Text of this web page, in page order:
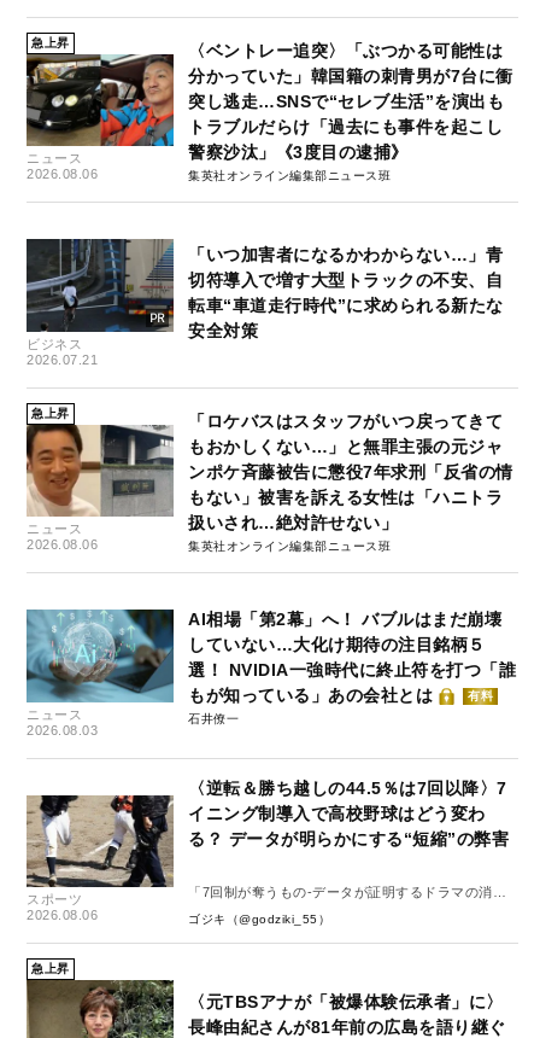
急上昇
ニュース
2026.08.06
〈ベントレー追突〉「ぶつかる可能性は
分かっていた」韓国籍の刺青男が7台に衝
突し逃走…SNSで“セレブ生活”を演出も
トラブルだらけ「過去にも事件を起こし
警察沙汰」《3度目の逮捕》
集英社オンライン編集部ニュース班
ビジネス
2026.07.21
「いつ加害者になるかわからない…」青
切符導入で増す大型トラックの不安、自
転車“車道走行時代”に求められる新たな
安全対策
急上昇
ニュース
2026.08.06
「ロケバスはスタッフがいつ戻ってきて
もおかしくない…」と無罪主張の元ジャ
ンポケ斉藤被告に懲役7年求刑「反省の情
もない」被害を訴える女性は「ハニトラ
扱いされ…絶対許せない」
集英社オンライン編集部ニュース班
ニュース
2026.08.03
AI相場「第2幕」へ！ バブルはまだ崩壊
していない…大化け期待の注目銘柄５
選！ NVIDIA一強時代に終止符を打つ「誰
もが知っている」あの会社とは
有料
石井僚一
スポーツ
2026.08.06
〈逆転＆勝ち越しの44.5％は7回以降〉7
イニング制導入で高校野球はどう変わ
る？ データが明らかにする“短縮”の弊害
「7回制が奪うもの-データが証明するドラマの消
失-」
ゴジキ（@godziki_55）
急上昇
〈元TBSアナが「被爆体験伝承者」に〉
長峰由紀さんが81年前の広島を語り継ぐ